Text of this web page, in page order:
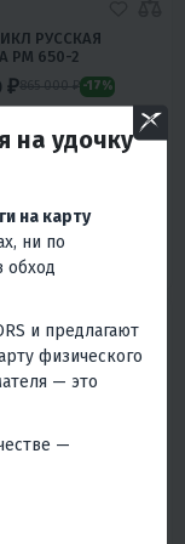
РУССКАЯ
РМ 650-2
₽865 000 ₽ -17%
Полный 4WD
15 лет и старше
на удочку
на карту
ни по
обход
и предлагают
физического
— это
—